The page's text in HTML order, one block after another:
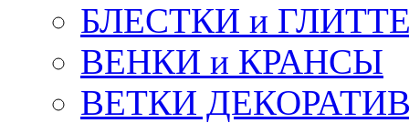
БЛЕСТКИ и
ВЕНКИ и КРАНСЫ
ВЕТКИ